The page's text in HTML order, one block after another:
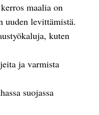
maalia on
uuden levittämistä.
kuten
ja varmista
suojassa